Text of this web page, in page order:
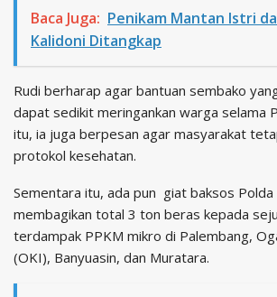
Baca Juga: Penikam Mantan Istri
Kalidoni Ditangkap
Rudi berharap agar bantuan sembako
dapat sedikit meringankan warga selama
itu, ia juga berpesan agar masyarakat
protokol kesehatan.
Sementara itu, ada pun giat baksos Polda
membagikan total 3 ton beras kepada
terdampak PPKM mikro di Palembang,
(OKI), Banyuasin, dan Muratara.